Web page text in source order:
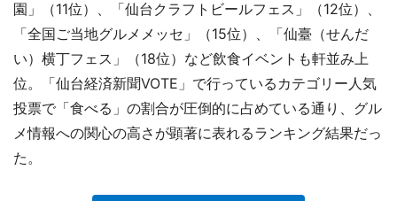
園」（11位）、「仙台クラフトビールフェス」（12位）、
「全国ご当地グルメメッセ」（15位）、「仙臺（せんだ
い）横丁フェス」（18位）など飲食イベントも軒並み上
位。「仙台経済新聞VOTE」で行っているカテゴリー人気
投票で「食べる」の割合が圧倒的に占めている通り、グル
メ情報への関心の高さが顕著に表れるランキング結果だっ
た。